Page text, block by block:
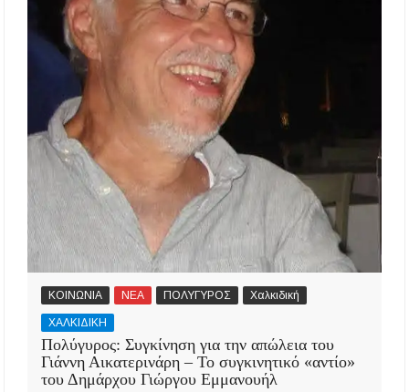
ΚΟΙΝΩΝΙΑ ΝΕΑ ΠΟΛΥΓΥΡΟΣ Χαλκιδική
ΧΑΛΚΙΔΙΚΗ
Πολύγυρος: Συγκίνηση για την απώλεια του
Γιάννη Αικατερινάρη – Το συγκινητικό «αντίο»
του Δημάρχου Γιώργου Εμμανουήλ